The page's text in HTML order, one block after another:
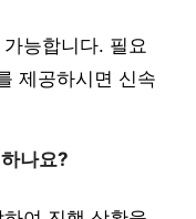
능합니다. 필요
제공하시면 신속
나요?